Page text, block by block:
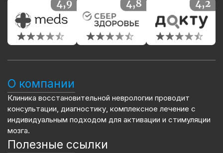
О компании
Клиника восстановительной неврологии проводит
консультации, диагностику, комплексное лечение с
индивидуальным подходом для активации и стимуляции
мозга.
Полезные ссылки